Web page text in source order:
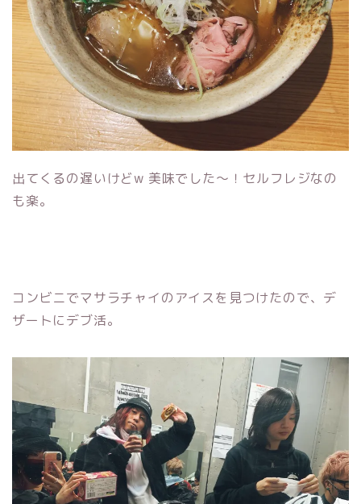
出てくるの遅いけどw 美味でした〜！セルフレジなの
も楽。
コンビニでマサラチャイのアイスを見つけたので、デ
ザートにデブ活。